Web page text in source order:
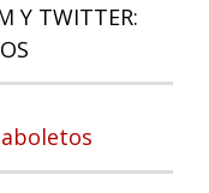
Y TWITTER: